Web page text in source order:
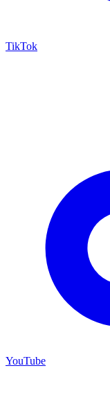
TikTok
YouTube